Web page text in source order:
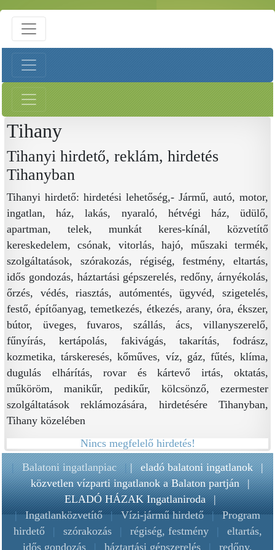
Tihany
Tihanyi hirdető, reklám, hirdetés
Tihanyban
Tihanyi hirdető: hirdetési lehetőség,- Jármű, autó, motor,
ingatlan, ház, lakás, nyaraló, hétvégi ház, üdülő,
apartman, telek, munkát keres-kínál, közvetítő
kereskedelem, csónak, vitorlás, hajó, műszaki termék,
szolgáltatások, szórakozás, régiség, festmény, eltartás,
idős gondozás, háztartási gépszerelés, redőny, árnyékolás,
őrzés, védés, riasztás, autómentés, ügyvéd, szigetelés,
festő, építőanyag, temetkezés, étkezés, arany, óra, ékszer,
bútor, üveges, fuvaros, szállás, ács, villanyszerelő,
fűnyírás, kertápolás, fakivágás, takarítás, fodrász,
kozmetika, társkeresés, kőműves, víz, gáz, fűtés, klíma,
dugulás elhárítás, rovar és kártevő irtás, oktatás,
műköröm, manikűr, pedikűr, kölcsönző, ezermester
szolgáltatások reklámozására, hirdetésére Tihanyban,
Tihany közelében
Nincs megfelelő hirdetés!
| Balatoni ingatlanpiac || eladó balatoni ingatlanok |
közvetlen vízparti ingatlanok a Balaton partján |
ELADÓ HÁZAK Ingatlaniroda |
| Ingatlanközvetítő | Vízi-jármű hirdető | Program
hirdető
| szórakozás | régiség, festmény |
eltartás,
idős gondozás
| háztartási gépszerelés | redőny,